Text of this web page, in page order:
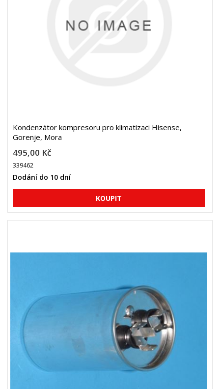
Kondenzátor kompresoru pro klimatizaci Hisense,
Gorenje, Mora
495,00 Kč
339462
Dodání do 10 dní